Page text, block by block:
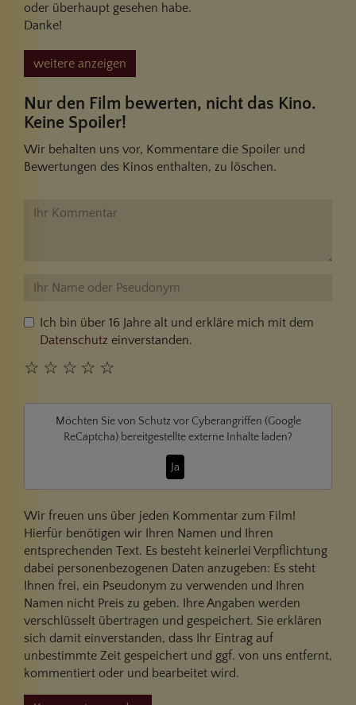
oder überhaupt gesehen habe.
Danke!
weitere anzeigen
Nur den Film bewerten, nicht das Kino.
Keine Spoiler!
Wir behalten uns vor, Kommentare die Spoiler und
Bewertungen des Kinos enthalten, zu löschen.
Ich bin über 16 Jahre alt und erkläre mich mit dem
Datenschutz einverstanden.
☆
☆
☆
☆
☆
Möchten Sie von Schutz vor Cyberangriffen (Google
ReCaptcha) bereitgestellte externe Inhalte laden?
Ja
Wir freuen uns über jeden Kommentar zum Film!
Hierfür benötigen wir Ihren Namen und Ihren
entsprechenden Text. Es besteht keinerlei Verpflichtung
dabei personenbezogenen Daten anzugeben: Es steht
Ihnen frei, ein Pseudonym zu verwenden und Ihren
Namen nicht Preis zu geben. Ihre Angaben werden
verschlüsselt übertragen und gespeichert. Sie erklären
sich damit einverstanden, dass Ihr Eintrag auf
unbestimmte Zeit gespeichert und ggf. von uns entfernt,
kommentiert oder und bearbeitet wird.